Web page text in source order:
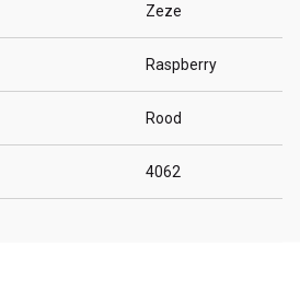
Zeze
Raspberry
Rood
4062